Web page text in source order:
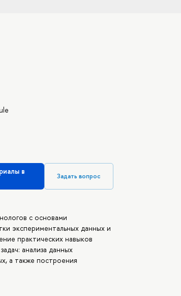
в
Задать вопрос
с основами
экспериментальных данных и
практических навыков
анализа данных
а также построения